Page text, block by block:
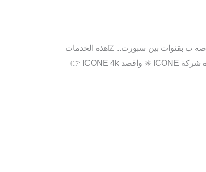
ب بقنوات بين سبورت.. ☑هذه الخدمات
تكون مرتبطه بالسيرفر او بال iptv ✅وعنده انتهاء مدة السيرفر او ال iptv تتوقف الخدمه.. 📛في جميع أجهزة الستلايت عدا أجهزة شركة ICONE ✳️ واقصد ICONE 4k 👉